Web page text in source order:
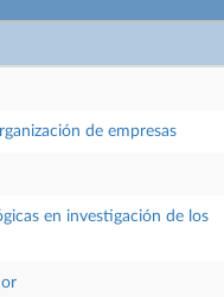
de empresas
en investigación de los